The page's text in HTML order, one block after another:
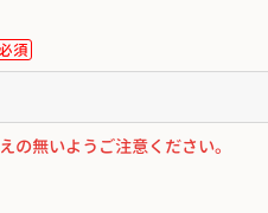
須
無いようご注意ください。